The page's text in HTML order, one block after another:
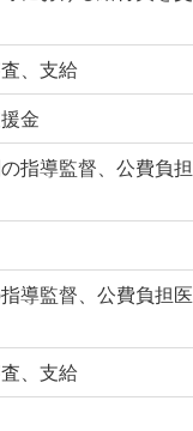
、支給
金
指導監督、公費負担
導監督、公費負担医
、支給